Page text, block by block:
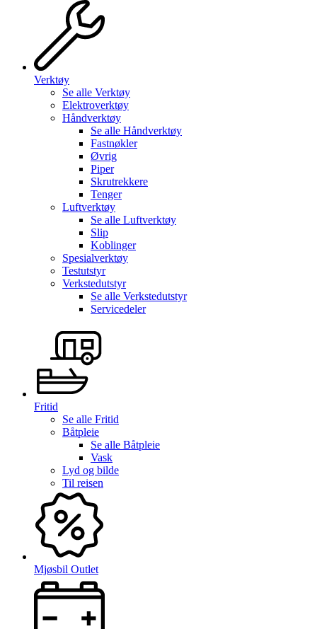
Verktøy
Se alle Verktøy
Elektroverktøy
Håndverktøy
Se alle Håndverktøy
Fastnøkler
Øvrig
Piper
Skrutrekkere
Tenger
Luftverktøy
Se alle Luftverktøy
Slip
Koblinger
Spesialverktøy
Testutstyr
Verkstedutstyr
Se alle Verkstedutstyr
Servicedeler
Fritid
Se alle Fritid
Båtpleie
Se alle Båtpleie
Vask
Lyd og bilde
Til reisen
Mjøsbil Outlet